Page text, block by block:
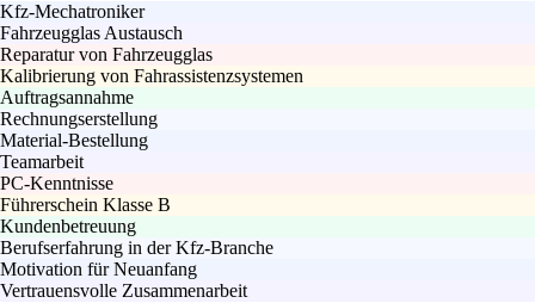
Kfz-Mechatroniker
Fahrzeugglas Austausch
Reparatur von Fahrzeugglas
Kalibrierung von Fahrassistenzsystemen
Auftragsannahme
Rechnungserstellung
Material-Bestellung
Teamarbeit
PC-Kenntnisse
Führerschein Klasse B
Kundenbetreuung
Berufserfahrung in der Kfz-Branche
Motivation für Neuanfang
Vertrauensvolle Zusammenarbeit